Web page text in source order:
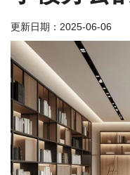
更新日期： 2025-06-06